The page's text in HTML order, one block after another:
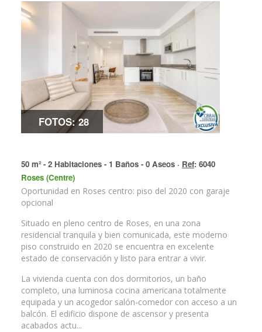
FOTOS: 28
50 m² - 2 Habitaciones - 1 Baños - 0 Aseos · Ref: 6040
Roses (Centre)
Oportunidad en Roses centro: piso del 2020 con garaje
opcional
Situado en pleno centro de Roses, en una zona
residencial tranquila y bien comunicada, este moderno
piso construido en 2020 se encuentra en excelente
estado de conservación y listo para entrar a vivir.
La vivienda cuenta con dos dormitorios, un baño
completo, una luminosa cocina americana totalmente
equipada y un acogedor salón-comedor con acceso a un
balcón. El edificio dispone de ascensor y presenta
acabados actu...